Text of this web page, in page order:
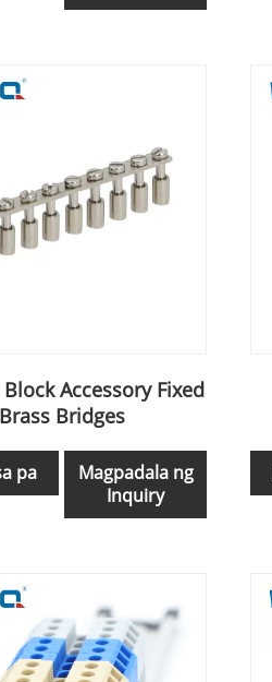
Accessory Fixed
Brass Bridges
pa
Magpadala ng
Inquiry